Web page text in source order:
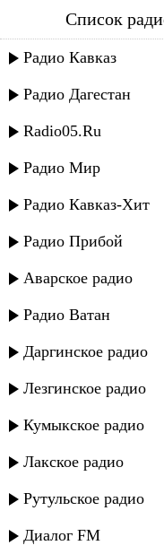
эмиль
Список
Радио Кавказ
Радио Дагестан
Radio05.Ru
Радио Мир
Радио Кавказ-Хит
Радио Прибой
Аварское радио
Радио Ватан
Даргинское радио
Лезгинское радио
Кумыкское радио
Лакское радио
Рутульское радио
Диалог FM
Эмиль Гыстаров
Эмиль
Эмиль Гыстаров
Эмиль
Эмиль Гыстаров
Эмиль Гыстаров